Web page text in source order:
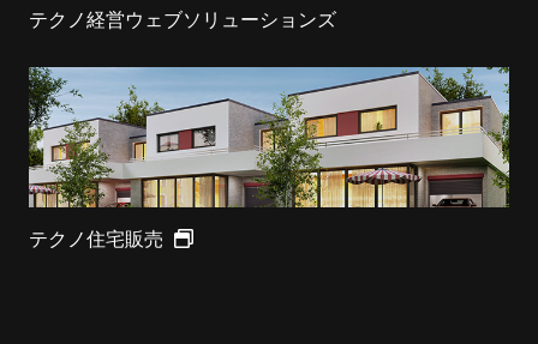
テクノ経営ウェブソリューションズ
テクノ住宅販売